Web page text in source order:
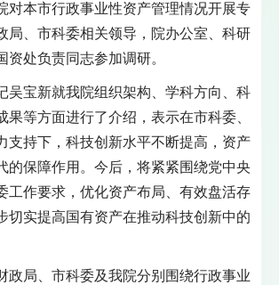
对本市行政事业性资产管理情况开展专
局、市科委相关领导，院办公室、科研
资处负责同志参加调研。
吴宝新就我院组织架构、学科方向、科
果等方面进行了介绍，表示在市科委、
支持下，科技创新水平不断提高，资产
的保障作用。今后，将紧紧围绕党中央
工作要求，优化资产布局、有效盘活存
切实提高国有资产在推动科技创新中的
政局、市科委及我院分别围绕行政事业